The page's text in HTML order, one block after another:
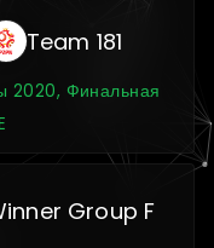
Team 181
2020, Финальная
Group F